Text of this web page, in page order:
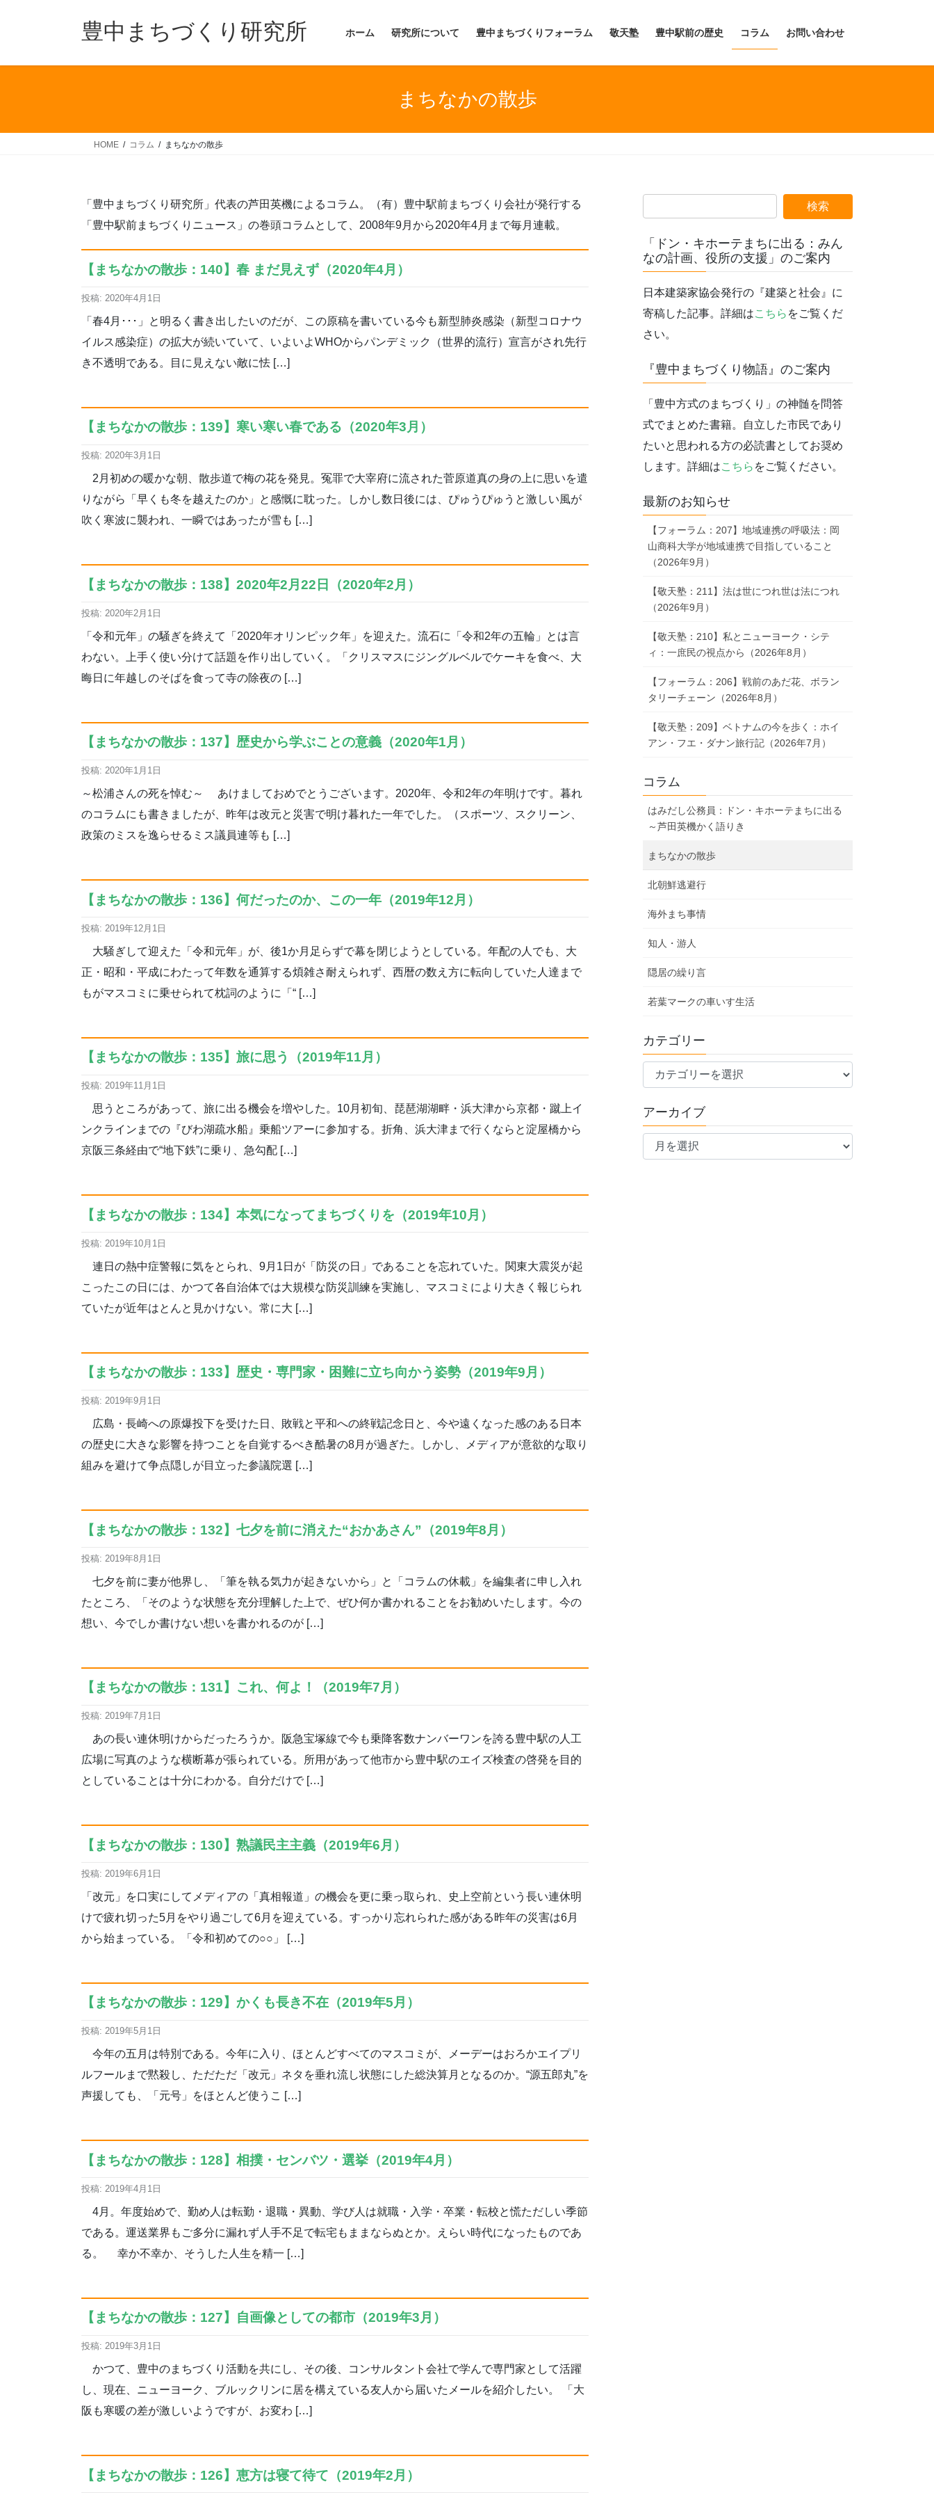
豊中まちづくり研究所 ホーム 研究所について 豊中まちづくりフォーラム 敬天塾 豊中駅前の歴史 コラム お問い合わせ
まちなかの散歩
HOME コラム まちなかの散歩
「豊中まちづくり研究所」代表の芦田英機によるコラム。（有）豊中駅前まちづくり会社が発行する
「豊中駅前まちづくりニュース」の巻頭コラムとして、2008年9月から2020年4月まで毎月連載。
【まちなかの散歩：140】春 まだ見えず（2020年4月）
投稿: 2020年4月1日
「春4月･･･」と明るく書き出したいのだが、この原稿を書いている今も新型肺炎感染（新型コロナウ
イルス感染症）の拡大が続いていて、いよいよWHOからパンデミック（世界的流行）宣言がされ先行
き不透明である。目に見えない敵に怯 […]
【まちなかの散歩：139】寒い寒い春である（2020年3月）
投稿: 2020年3月1日
2月初めの暖かな朝、散歩道で梅の花を発見。冤罪で大宰府に流された菅原道真の身の上に思いを遣
りながら「早くも冬を越えたのか」と感慨に耽った。しかし数日後には、ぴゅうぴゅうと激しい風が
吹く寒波に襲われ、一瞬ではあったが雪も […]
【まちなかの散歩：138】2020年2月22日（2020年2月）
投稿: 2020年2月1日
「令和元年」の騒ぎを終えて「2020年オリンピック年」を迎えた。流石に「令和2年の五輪」とは言
わない。上手く使い分けて話題を作り出していく。「クリスマスにジングルベルでケーキを食べ、大
晦日に年越しのそばを食って寺の除夜の […]
【まちなかの散歩：137】歴史から学ぶことの意義（2020年1月）
投稿: 2020年1月1日
～松浦さんの死を悼む～ あけましておめでとうございます。2020年、令和2年の年明けです。暮れ
のコラムにも書きましたが、昨年は改元と災害で明け暮れた一年でした。（スポーツ、スクリーン、
政策のミスを逸らせるミス議員連等も […]
【まちなかの散歩：136】何だったのか、この一年（2019年12月）
投稿: 2019年12月1日
大騒ぎして迎えた「令和元年」が、後1か月足らずで幕を閉じようとしている。年配の人でも、大
正・昭和・平成にわたって年数を通算する煩雑さ耐えられず、西暦の数え方に転向していた人達まで
もがマスコミに乗せられて枕詞のように「“ […]
【まちなかの散歩：135】旅に思う（2019年11月）
投稿: 2019年11月1日
思うところがあって、旅に出る機会を増やした。10月初旬、琵琶湖湖畔・浜大津から京都・蹴上イ
ンクラインまでの『びわ湖疏水船』乗船ツアーに参加する。折角、浜大津まで行くならと淀屋橋から
京阪三条経由で“地下鉄”に乗り、急勾配 […]
【まちなかの散歩：134】本気になってまちづくりを（2019年10月）
投稿: 2019年10月1日
連日の熱中症警報に気をとられ、9月1日が「防災の日」であることを忘れていた。関東大震災が起
こったこの日には、かつて各自治体では大規模な防災訓練を実施し、マスコミにより大きく報じられ
ていたが近年はとんと見かけない。常に大 […]
【まちなかの散歩：133】歴史・専門家・困難に立ち向かう姿勢（2019年9月）
投稿: 2019年9月1日
広島・長崎への原爆投下を受けた日、敗戦と平和への終戦記念日と、今や遠くなった感のある日本
の歴史に大きな影響を持つことを自覚するべき酷暑の8月が過ぎた。しかし、メディアが意欲的な取り
組みを避けて争点隠しが目立った参議院選 […]
【まちなかの散歩：132】七夕を前に消えた“おかあさん”（2019年8月）
投稿: 2019年8月1日
七夕を前に妻が他界し、「筆を執る気力が起きないから」と「コラムの休載」を編集者に申し入れ
たところ、「そのような状態を充分理解した上で、ぜひ何か書かれることをお勧めいたします。今の
想い、今でしか書けない想いを書かれるのが […]
【まちなかの散歩：131】これ、何よ！（2019年7月）
投稿: 2019年7月1日
あの長い連休明けからだったろうか。阪急宝塚線で今も乗降客数ナンバーワンを誇る豊中駅の人工
広場に写真のような横断幕が張られている。所用があって他市から豊中駅のエイズ検査の啓発を目的
としていることは十分にわかる。自分だけで […]
【まちなかの散歩：130】熟議民主主義（2019年6月）
投稿: 2019年6月1日
「改元」を口実にしてメディアの「真相報道」の機会を更に乗っ取られ、史上空前という長い連休明
けで疲れ切った5月をやり過ごして6月を迎えている。すっかり忘れられた感がある昨年の災害は6月
から始まっている。「令和初めての○○」 […]
【まちなかの散歩：129】かくも長き不在（2019年5月）
投稿: 2019年5月1日
今年の五月は特別である。今年に入り、ほとんどすべてのマスコミが、メーデーはおろかエイプリ
ルフールまで黙殺し、ただただ「改元」ネタを垂れ流し状態にした総決算月となるのか。“源五郎丸”を
声援しても、「元号」をほとんど使うこ […]
【まちなかの散歩：128】相撲・センバツ・選挙（2019年4月）
投稿: 2019年4月1日
4月。年度始めで、勤め人は転勤・退職・異動、学び人は就職・入学・卒業・転校と慌ただしい季節
である。運送業界もご多分に漏れず人手不足で転宅もままならぬとか。えらい時代になったものであ
る。 幸か不幸か、そうした人生を精一 […]
【まちなかの散歩：127】自画像としての都市（2019年3月）
投稿: 2019年3月1日
かつて、豊中のまちづくり活動を共にし、その後、コンサルタント会社で学んで専門家として活躍
し、現在、ニューヨーク、ブルックリンに居を構えている友人から届いたメールを紹介したい。 「大
阪も寒暖の差が激しいようですが、お変わ […]
【まちなかの散歩：126】恵方は寝て待て（2019年2月）
「ドン・キホーテまちに出る：みん
なの計画、役所の支援」のご案内
日本建築家協会発行の『建築と社会』に
寄稿した記事。詳細はこちら をご覧くだ
さい。
『豊中まちづくり物語』のご案内
「豊中方式のまちづくり」の神髄を問答
式でまとめた書籍。自立した市民であり
たいと思われる方の必読書としてお奨め
します。詳細はこちら をご覧ください。
最新のお知らせ
【フォーラム：207】地域連携の呼吸法：岡
山商科大学が地域連携で目指していること
（2026年9月）
【敬天塾：211】法は世につれ世は法につれ
（2026年9月）
【敬天塾：210】私とニューヨーク・シテ
ィ：一庶民の視点から（2026年8月）
【フォーラム：206】戦前のあだ花、ボラン
タリーチェーン（2026年8月）
【敬天塾：209】ベトナムの今を歩く：ホイ
アン・フエ・ダナン旅行記（2026年7月）
コラム
はみだし公務員：ドン・キホーテまちに出る
～芦田英機かく語りき
まちなかの散歩
北朝鮮逃避行
海外まち事情
知人・游人
隠居の繰り言
若葉マークの車いす生活
カテゴリー
テ
リ
ー
アーカイブ
ア